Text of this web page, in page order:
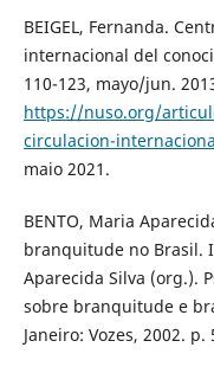
BEIGEL, Fernanda.
internacional del
110-123, mayo/jun.
https://nuso.org/
circulacion-
maio 2021.
BENTO, Maria
branquitude no Brasil.
Aparecida Silva (org.).
sobre branquitude e
Janeiro: Vozes, 2002. p.